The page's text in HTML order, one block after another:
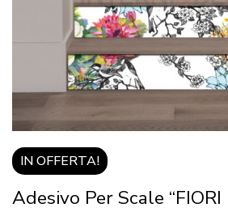
IN OFFERTA!
Adesivo Per Scale “FIORI